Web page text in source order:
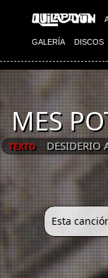
GALERÍA DISCOS
MES
TEXTO DESIDERIO
Esta